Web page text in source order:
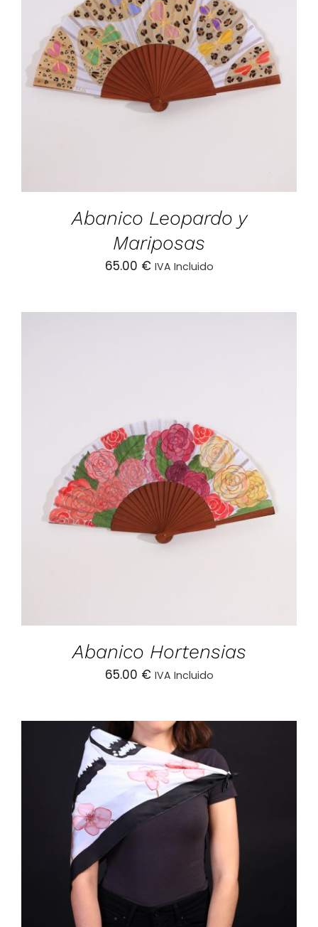
AÑADIR AL CARRITO / DETALLES
Abanico Leopardo y
Mariposas
65.00 € IVA Incluido
AÑADIR AL CARRITO / DETALLES
Abanico Hortensias
65.00 € IVA Incluido
AÑADIR AL CARRITO DETALLES